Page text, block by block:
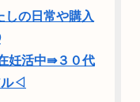
の日常や購入
妊活中⇛３０代
ル◁